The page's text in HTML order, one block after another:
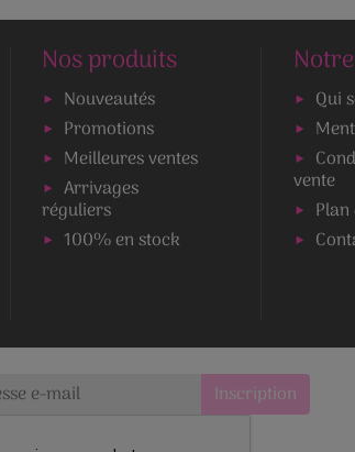
Nos produits
Nouveautés
Promotions
Meilleures ventes
Arrivages
réguliers
100% en stock
Qui
vente